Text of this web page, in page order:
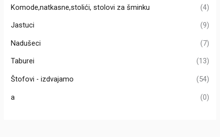
Komode,natkasne,stolići, stolovi za šminku (4)
Jastuci (9)
Nadušeci (7)
Taburei (13)
Štofovi - izdvajamo (54)
a (0)